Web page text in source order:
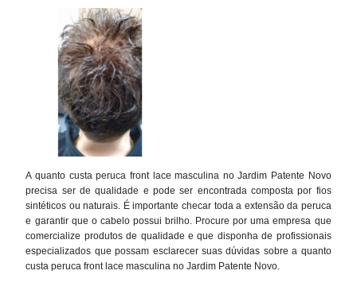
A quanto custa peruca front lace masculina no Jardim Patente Novo
precisa ser de qualidade e pode ser encontrada composta por fios
sintéticos ou naturais. É importante checar toda a extensão da peruca
e garantir que o cabelo possui brilho. Procure por uma empresa que
comercialize produtos de qualidade e que disponha de profissionais
especializados que possam esclarecer suas dúvidas sobre a quanto
custa peruca front lace masculina no Jardim Patente Novo.